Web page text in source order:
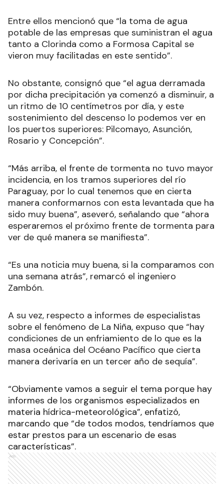
Entre ellos mencionó que “la toma de agua
potable de las empresas que suministran el agua
tanto a Clorinda como a Formosa Capital se
vieron muy facilitadas en este sentido”.
No obstante, consignó que “el agua derramada
por dicha precipitación ya comenzó a disminuir, a
un ritmo de 10 centímetros por día, y este
sostenimiento del descenso lo podemos ver en
los puertos superiores: Pilcomayo, Asunción,
Rosario y Concepción”.
“Más arriba, el frente de tormenta no tuvo mayor
incidencia, en los tramos superiores del río
Paraguay, por lo cual tenemos que en cierta
manera conformarnos con esta levantada que ha
sido muy buena”, aseveró, señalando que “ahora
esperaremos el próximo frente de tormenta para
ver de qué manera se manifiesta”.
“Es una noticia muy buena, si la comparamos con
una semana atrás”, remarcó el ingeniero
Zambón.
A su vez, respecto a informes de especialistas
sobre el fenómeno de La Niña, expuso que “hay
condiciones de un enfriamiento de lo que es la
masa oceánica del Océano Pacífico que cierta
manera derivaría en un tercer año de sequía”.
“Obviamente vamos a seguir el tema porque hay
informes de los organismos especializados en
materia hídrica-meteorológica”, enfatizó,
marcando que “de todos modos, tendríamos que
estar prestos para un escenario de esas
características”.
Ads